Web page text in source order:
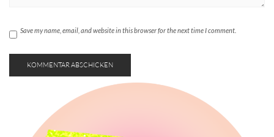
Save my name, email, and website in this browser for the next time I comment.